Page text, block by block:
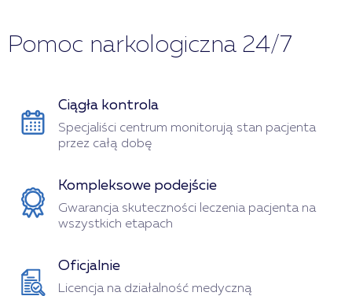
Pomoc narkologiczna 24/7
Ciągła kontrola
Specjaliści centrum monitorują stan pacjenta
przez całą dobę
Kompleksowe podejście
Gwarancja skuteczności leczenia pacjenta na
wszystkich etapach
Oficjalnie
Licencja na działalność medyczną